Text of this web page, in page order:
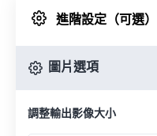
來自
進階設定（可選）
圖片選項
調整輸出影像大小